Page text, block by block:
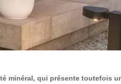
minéral, qui présente toutefois